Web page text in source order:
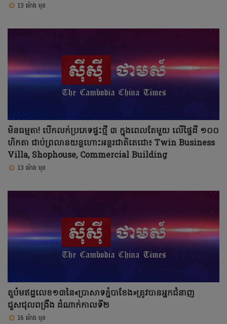
13 ម៉ោង មុន
មិនធម្មតា! បើកលក់ប្រភេទផ្ទះថ្មី ៣ ក្នុងពេលតែមួយ លើផ្ទៃដី ១០០
ហិកតា ជាប់ព្រលានយន្តហោះអន្តរជាតិតេជោ៖ Twin Business
Villa, Shophouse, Commercial Building
13 ម៉ោង មុន
តួប៉មឥដ្ឋលេខ១៣នៃ«ប្រាសាទភ្នំបាខែង»ត្រូវបានអ្នកជំនាញ
ជួសជុលពង្រឹង ដំណាក់កាលទី២
16 ម៉ោង មុន